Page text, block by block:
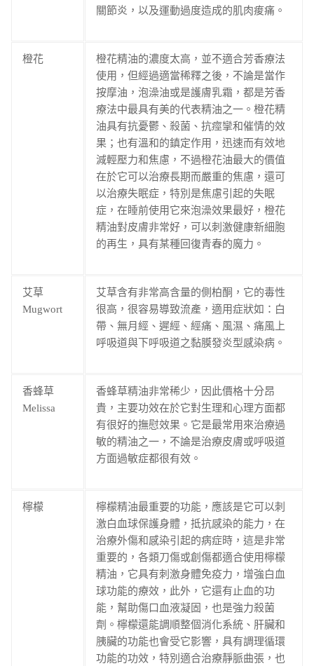
關節炎，以及運動過度造成的肌肉痠痛。
橙花
橙花精油的濃度太高，並不適合芳香療法
使用，但經過適當稀釋之後，不論是當作
按摩油，泡澡油或是護膚乳霜，都是芳香
療法中最具有美的代表精油之一。橙花精
油具有抗憂鬱、殺菌、抗痙攣和催情的效
果；也有溫和的鎮定作用，迅速而有效地
減輕壓力和焦慮，不過橙花油最大的價值
在於它可以治療長期而嚴重的焦慮，還可
以治療失眠症，特別是焦慮引起的失眠
症，在睡前使用它來泡澡效果最好，橙花
精油對皮膚非常好，可以刺激健康新細胞
的再生，具有某種回復青春的魔力。
艾草
Mugwort
艾草含有非常高含量的側柏酮，它的毒性
很高，很容易導致流產，適用症狀如：白
帶、無月經、遲經、經痛、風濕、痛風上
呼吸道與下呼吸道之黏膜發炎型感染病。
香蜂草
Melissa
香蜂草精油非常稀少，因此價格十分昂
貴，主要功效在於它對生理和心理方面都
有很好的撫慰效果。它是最常用來治療過
敏的精油之一，不論是治療皮膚或呼吸道
方面過敏症都很有效。
檸檬
檸檬精油最重要的功能，應該是它可以刺
激白血球保護身體，抵抗感染的能力，在
治療外傷和感染引起的病症時，這是非常
重要的，各類刀傷或創傷都適合使用檸檬
精油，它具有刺激身體免疫力，增強白血
球功能的療效，此外，它還有止血的功
能，幫助傷口血液凝固，也是強力殺菌
劑。檸檬還能調順整個消化系統、肝臟和
胰臟的功能也會受它影響，具有調理循環
功能的功效，特別適合治療靜脈曲張，也